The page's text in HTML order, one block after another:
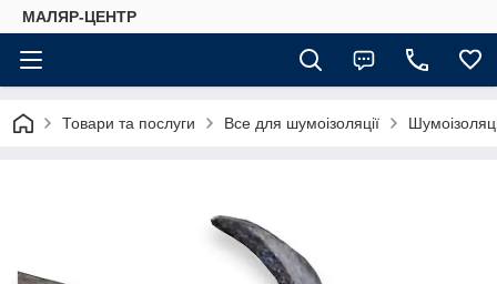
МАЛЯР-ЦЕНТР
Товари та послуги Все для шумоізоляції